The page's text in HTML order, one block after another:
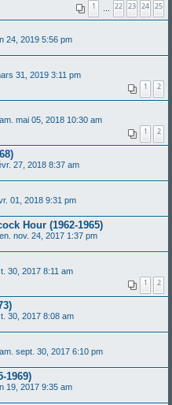
1 … 22 23 24 25
24, 2019 5:56 pm
31, 2019 3:11 pm
1 2
mai 05, 2018 10:30 am
1 2
27, 2018 8:37 am
01, 2018 9:31 pm
Hour (1962-1965)
nov. 24, 2017 1:37 pm
30, 2017 8:11 am
1 2
30, 2017 8:08 am
sept. 30, 2017 6:10 pm
1969)
19, 2017 9:35 am